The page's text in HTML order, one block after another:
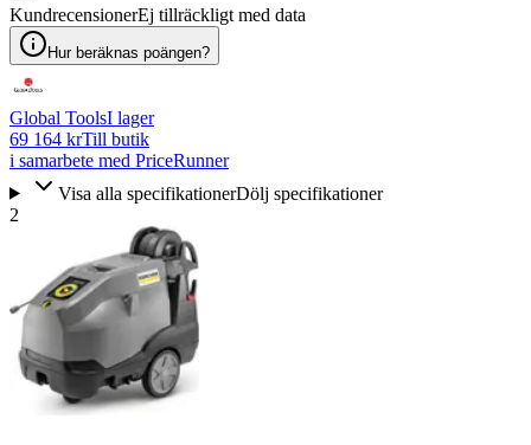
KundrecensionerEj tillräckligt med data
Hur beräknas poängen?
Global ToolsI lager
69 164 krTill butik
i samarbete med PriceRunner
Visa alla specifikationerDölj specifikationer
2